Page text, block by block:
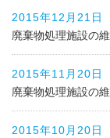
2015年12月21日
廃棄物処理施設の
2015年11月20日
廃棄物処理施設の
2015年10月20日